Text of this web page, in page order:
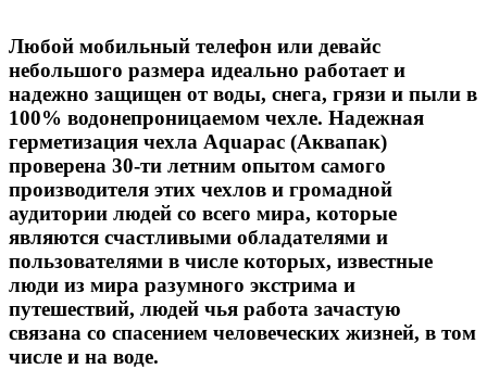
Любой мобильный телефон или девайс
небольшого размера идеально работает и
надежно защищен от воды, снега, грязи и пыли в
100% водонепроницаемом чехле. Надежная
герметизация чехла Aquapac (Аквапак)
проверена 30-ти летним опытом самого
производителя этих чехлов и громадной
аудитории людей со всего мира, которые
являются счастливыми обладателями и
пользователями в числе которых, известные
люди из мира разумного экстрима и
путешествий, людей чья работа зачастую
связана со спасением человеческих жизней, в том
числе и на воде.